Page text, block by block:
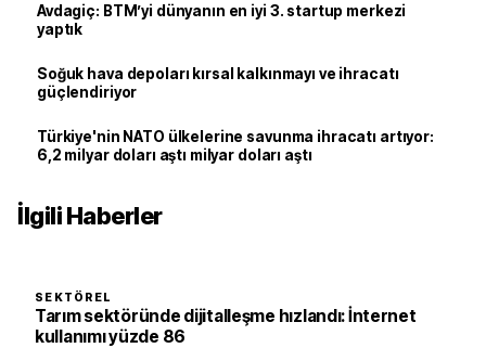
Avdagiç: BTM’yi dünyanın en iyi 3. startup merkezi
yaptık
Soğuk hava depoları kırsal kalkınmayı ve ihracatı
güçlendiriyor
Türkiye'nin NATO ülkelerine savunma ihracatı artıyor:
6,2 milyar doları aştı milyar doları aştı
İlgili Haberler
SEKTÖREL
Tarım sektöründe dijitalleşme hızlandı: İnternet
kullanımı yüzde 86